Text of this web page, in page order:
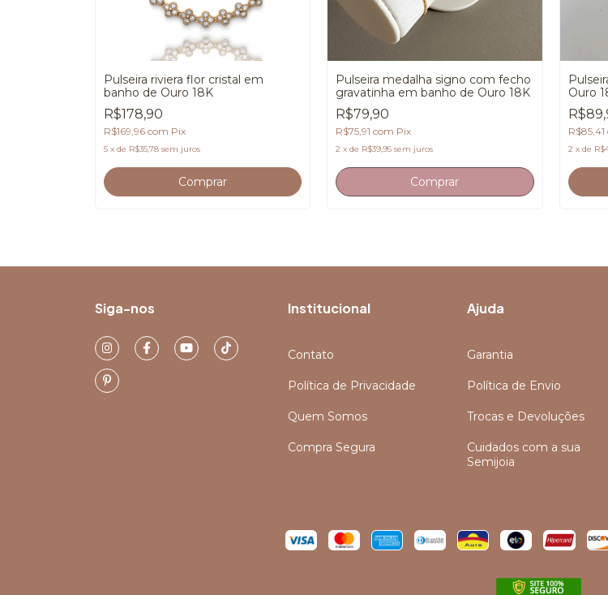
Pulseira riviera flor cristal em
banho de Ouro 18K
R$178,90
R$169,96 com Pix
5 x de R$35,78 sem juros
Pulseira medalha signo com fecho
gravatinha em banho de Ouro 18K
R$79,90
R$75,91com Pix
2 xde R$39,95 sem juros
Comprar
Ouro
R$85,41
2 x de
Siga-nos Institucional
Contato
Política de Privacidade
Quem Somos
Compra Segura
Ajuda
Garantia
Política de Envio
Trocas e Devoluções
Cuidados com a sua
Semijoia